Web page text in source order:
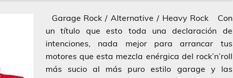
Garage Rock / Alternative / Heavy Rock Con
un título que esto toda una declaración de
intenciones, nada mejor para arrancar tus
motores que esta mezcla enérgica del rock’n’roll
más sucio al más puro estilo garage y las